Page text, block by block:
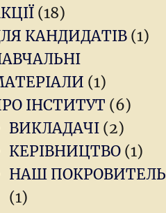
(18)
КАНДИДАТІВ (1)
(1)
ІНСТИТУТ (6)
ВИКЛАДАЧІ(2)
КЕРІВНИЦТВО(1)
НАШ ПОКРОВИТЕЛЬ
(1)